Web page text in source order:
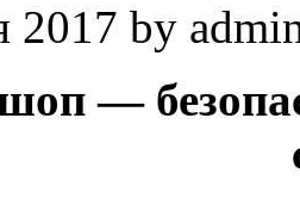
2017 by
—